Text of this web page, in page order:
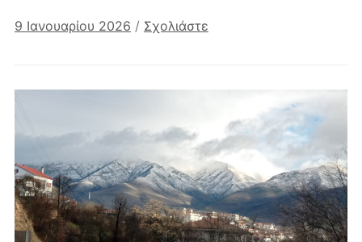
9 Ιανουαρίου 2026 / Σχολιάστε